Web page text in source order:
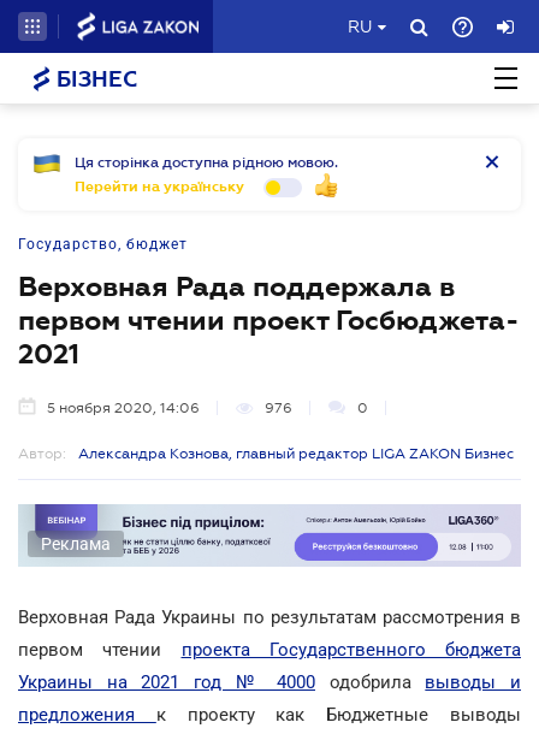
RU
БІЗНЕС
Ця сторінка доступна рідною мовою.
Перейти на українську
Государство, бюджет
Верховная Рада поддержала в
первом чтении проект Госбюджета-
2021
5 ноября 2020, 14:06 976 0
Автор: Александра Кознова, главный редактор LIGA ZAKON Бизнес
Реклама
Верховная Рада Украины по результатам рассмотрения в
первом чтении проекта Государственного бюджета
Украины на 2021 год № 4000 одобрила выводы и
предложения к проекту как Бюджетные выводы